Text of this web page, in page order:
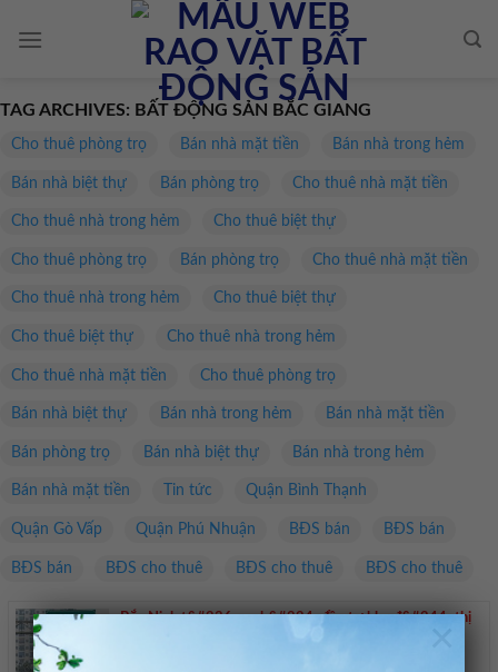
×
TAG ARCHIVES: BẤT ĐỘNG SẢN BẮC GIANG
Cho thuê phòng trọ Bán nhà mặt tiền Bán nhà trong hẻm
Bán nhà biệt thự Bán phòng trọ Cho thuê nhà mặt tiền
Cho thuê nhà trong hẻm Cho thuê biệt thự
Cho thuê phòng trọ Bán phòng trọ Cho thuê nhà mặt tiền
Cho thuê nhà trong hẻm Cho thuê biệt thự
Cho thuê biệt thự Cho thuê nhà trong hẻm
Cho thuê nhà mặt tiền Cho thuê phòng trọ
Bán nhà biệt thự Bán nhà trong hẻm Bán nhà mặt tiền
Bán phòng trọ Bán nhà biệt thự Bán nhà trong hẻm
Bán nhà mặt tiền Tin tức Quận Bình Thạnh
Quận Gò Vấp Quận Phú Nhuận BĐS bán BĐS bán
BĐS bán BĐS cho thuê BĐS cho thuê BĐS cho thuê
Bắc Ninh t&#236;m nh&#224; đầu tư khu đ&#244; thị